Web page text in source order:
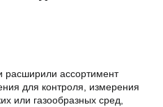
ассортимент
для контроля, измерения
или газообразных сред,